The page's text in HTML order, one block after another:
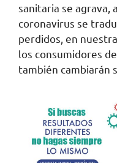
sanitaria se agrava,
coronavirus se
perdidos, en
los consumidores
también cambiarán